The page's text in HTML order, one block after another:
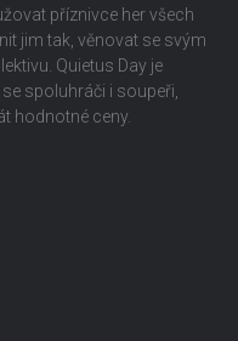
příznivce her všech
jim tak, věnovat se svým
Quietus Day je
spoluhráči i soupeři,
hodnotné ceny.